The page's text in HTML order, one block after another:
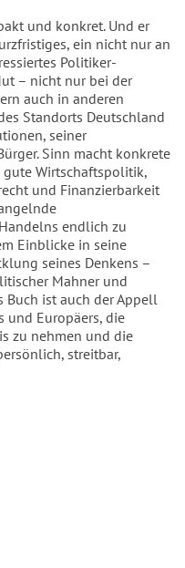
und konkret. Und er
ein nicht nur an
Politiker-
– nicht nur bei der
auch in anderen
Standorts Deutschland
seiner
Sinn macht konkrete
Wirtschaftspolitik,
und Finanzierbarkeit
endlich zu
Einblicke in seine
seines Denkens –
Mahner und
Buch ist auch der Appell
und Europäers, die
zu nehmen und die
streitbar,